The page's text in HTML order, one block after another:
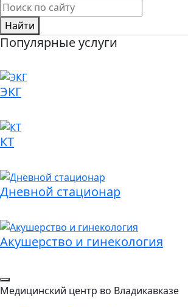
Найти
Популярные услуги
ЭКГ
КТ
Дневной стационар
Акушерство и гинекология
Медицинский центр во Владикавказе